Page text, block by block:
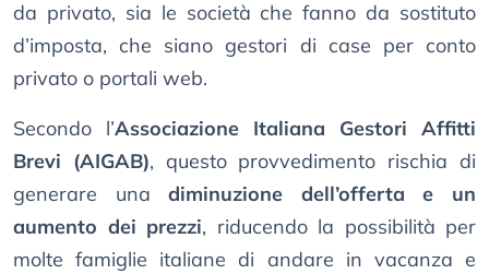
da privato, sia le società che fanno da sostituto
d’imposta, che siano gestori di case per conto
privato o portali web.
Secondo l’Associazione Italiana Gestori Affitti
Brevi (AIGAB), questo provvedimento rischia di
generare unadiminuzione dell’offerta e un
aumento dei prezzi, riducendo la possibilità per
molte famiglie italiane di andare in vacanza e